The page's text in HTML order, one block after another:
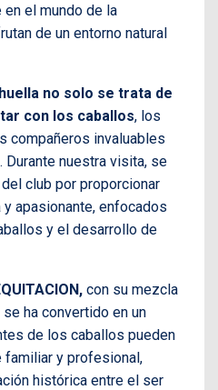
el mundo de la
de un entorno natural
no solo se trata de
con los caballos, los
compañeros invaluables
nuestra visita, se
club por proporcionar
apasionante, enfocados
y el desarrollo de
con su mezcla
ha convertido en un
de los caballos pueden
familiar y profesional,
histórica entre el ser